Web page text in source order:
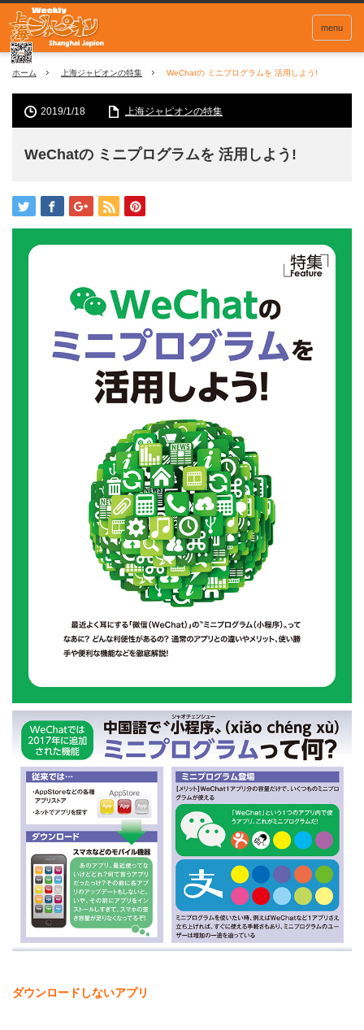
menu
ホーム 上海ジャピオンの特集 WeChatの ミニプログラムを 活用しよう!
2019/1/18 上海ジャピオンの特集
WeChatの ミニプログラムを 活用しよう!
ダウンロードしないアプリ